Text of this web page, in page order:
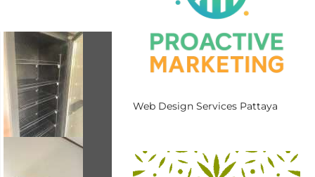
Web Design Services Pattaya